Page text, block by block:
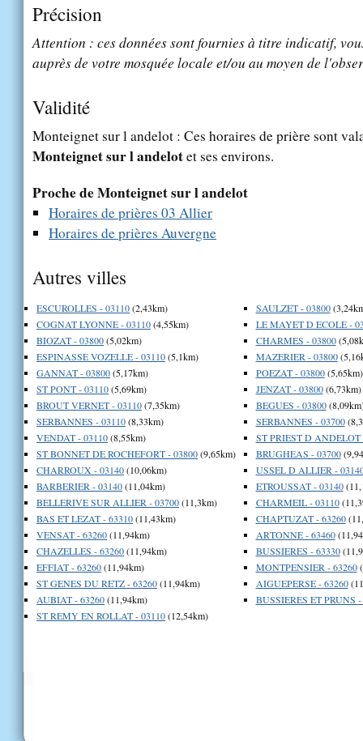
Précision
Attention : ces données sont fournies à titre indicatif,
auprès de votre mosquée locale et/ou au moyen de
Validité
Monteignet sur l andelot : Ces horaires de prière sont
Monteignet sur l andelotet ses environs.
Proche de Monteignet sur l andelot
Horaires de prières 03 Allier
Horaires de prières Auvergne
Autres villes
ESCUROLLES - 03110(2,43km)
COGNAT LYONNE - 03110(4,55km)
BIOZAT - 03800(5,02km)
ESPINASSE VOZELLE - 03110(5,1km)
GANNAT - 03800(5,17km)
ST PONT - 03110(5,69km)
BROUT VERNET - 03110(7,35km)
SERBANNES - 03110(8,33km)
VENDAT - 03110(8,55km)
ST BONNET DE ROCHEFORT - 03800(9,65km)
CHARROUX - 03140(10,06km)
BARBERIER - 03140(11,04km)
BELLERIVE SUR ALLIER - 03700(11,3km)
BAS ET LEZAT - 63310(11,43km)
VENSAT - 63260(11,94km)
CHAZELLES - 63260(11,94km)
EFFIAT - 63260(11,94km)
ST GENES DU RETZ - 63260(11,94km)
AUBIAT - 63260(11,94km)
ST REMY EN ROLLAT - 03110(12,54km)
SAULZET - 03800
LE MAYET D ECOLE -
CHARMES - 03800
MAZERIER - 03800
POEZAT - 03800(5,65km)
JENZAT - 03800(6,73km)
BEGUES - 03800
SERBANNES - 03700
ST PRIEST D ANDELOT
BRUGHEAS - 03700
USSEL D ALLIER -
ETROUSSAT - 03140
CHARMEIL - 03110
CHAPTUZAT - 63260
ARTONNE - 63460
BUSSIERES - 63330
MONTPENSIER - 63260
AIGUEPERSE - 63260
BUSSIERES ET PRUNS -